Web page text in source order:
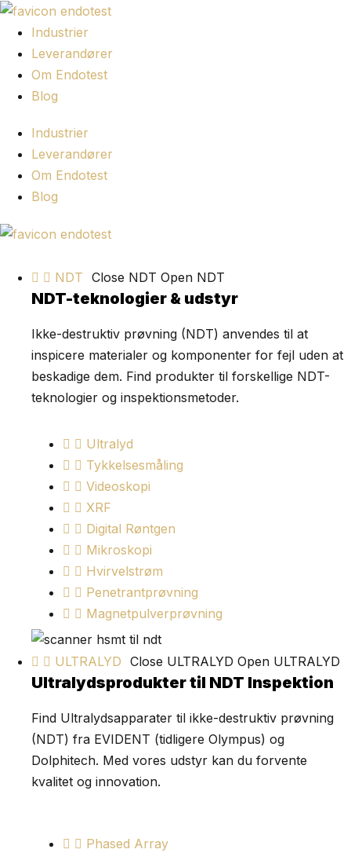
Spring
indhold
Industrier
Leverandører
Om Endotest
Blog
Industrier
Leverandører
Om Endotest
Blog
NDT Close NDT Open NDT
NDT-teknologier & udstyr
Ikke-destruktiv prøvning (NDT) anvendes til at
inspicere materialer og komponenter for fejl uden at
beskadige dem. Find produkter til forskellige NDT-
teknologier og inspektionsmetoder.
Ultralyd
Tykkelsesmåling
Videoskopi
XRF
Digital Røntgen
Mikroskopi
Hvirvelstrøm
Penetrantprøvning
Magnetpulverprøvning
ULTRALYD Close ULTRALYD Open ULTRALYD
Ultralydsprodukter til NDT Inspektion
Find Ultralydsapparater til ikke-destruktiv prøvning
(NDT) fra EVIDENT (tidligere Olympus) og
Dolphitech. Med vores udstyr kan du forvente
kvalitet og innovation.
Phased Array